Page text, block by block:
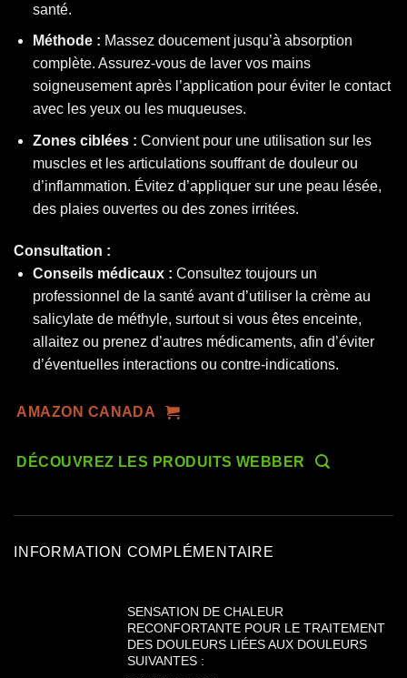
santé.
Méthode : Massez doucement jusqu’à absorption
complète. Assurez-vous de laver vos mains
soigneusement après l’application pour éviter le contact
avec les yeux ou les muqueuses.
Zones ciblées : Convient pour une utilisation sur les
muscles et les articulations souffrant de douleur ou
d’inflammation. Évitez d’appliquer sur une peau lésée,
des plaies ouvertes ou des zones irritées.
Consultation :
Conseils médicaux : Consultez toujours un
professionnel de la santé avant d’utiliser la crème au
salicylate de méthyle, surtout si vous êtes enceinte,
allaitez ou prenez d’autres médicaments, afin d’éviter
d’éventuelles interactions ou contre-indications.
AMAZON CANADA
DÉCOUVREZ LES PRODUITS WEBBER
INFORMATION COMPLÉMENTAIRE
SENSATION DE CHALEUR
RECONFORTANTE POUR LE TRAITEMENT
DES DOULEURS LIÉES AUX DOULEURS
SUIVANTES :